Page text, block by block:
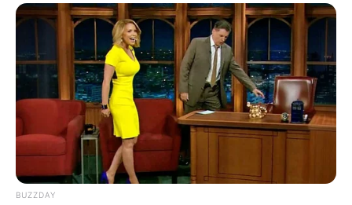
BUZZDAY